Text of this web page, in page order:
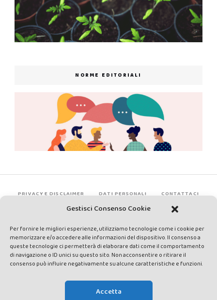
Gestisci Consenso Cookie
Per fornire le migliori esperienze, utilizziamo tecnologie come i cookie per
memorizzare e/o accedere alle informazioni del dispositivo. Il consenso a
queste tecnologie ci permetterà di elaborare dati come il comportamento
di navigazione o ID unici su questo sito. Non acconsentire o ritirare il
consenso può influire negativamente su alcune caratteristiche e funzioni.
Accetta
NORME EDITORIALI
PRIVACY E DISCLAIMER DATI PERSONALI CONTATTACI
rights reserved - Testata registrata presso il Tribunale di Siena con
autorizzazione n°1 del 12/04/2014 - Direttrice Responsabile: Chiara